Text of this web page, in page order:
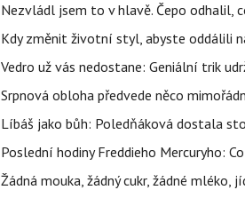
Nezvládl jsem to v hlavě. Čepo odhalil,
Kdy změnit životní styl, abyste oddálili
Vedro už vás nedostane: Geniální trik
Srpnová obloha předvede něco
Líbáš jako bůh: Poledňáková dostala
Poslední hodiny Freddieho Mercuryho:
Žádná mouka, žádný cukr, žádné